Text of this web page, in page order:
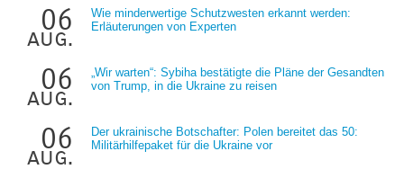
06
aug.
Wie minderwertige Schutzwesten erkannt werden:
Erläuterungen von Experten
06
aug.
„Wir warten“: Sybiha bestätigte die Pläne der Gesandten
von Trump, in die Ukraine zu reisen
06
aug.
Der ukrainische Botschafter: Polen bereitet das 50:
Militärhilfepaket für die Ukraine vor